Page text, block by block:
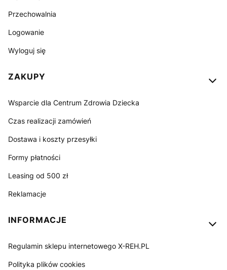
Przechowalnia
Logowanie
Wyloguj się
ZAKUPY
Wsparcie dla Centrum Zdrowia Dziecka
Czas realizacji zamówień
Dostawa i koszty przesyłki
Formy płatności
Leasing od 500 zł
Reklamacje
INFORMACJE
Regulamin sklepu internetowego X-REH.PL
Polityka plików cookies